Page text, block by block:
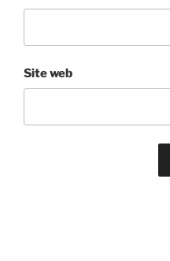
Site web